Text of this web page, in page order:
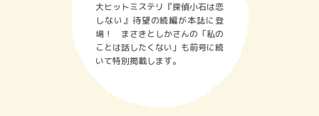
大ヒットミステリ『探偵小石は恋
しない』待望の続編が本誌に登
場！ まさきとしかさんの「私の
ことは話したくない」も前号に続
いて特別掲載します。